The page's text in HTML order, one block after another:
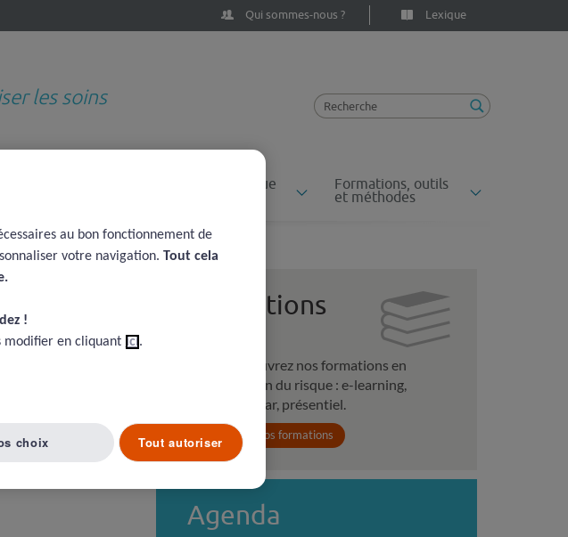
Lexique
Qui sommes-nous ?
les soins
Dossiers du risque Formations, outils
et méthodes
Article suivant ( 118 )
Formations
Découvrez nos formations en
gestion du risque : e-learning,
webinar, présentiel.
Voir toutes nos formations
Agenda
au bon fonctionnement de
votre navigation. Tout cela
!​
modifier en cliquant ici.
Tout autoriser
choix